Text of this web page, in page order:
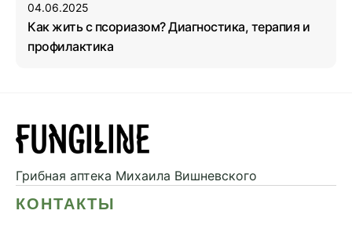
04.06.2025
Как жить с псориазом? Диагностика, терапия и
профилактика
Грибная аптека Михаила Вишневского
КОНТАКТЫ